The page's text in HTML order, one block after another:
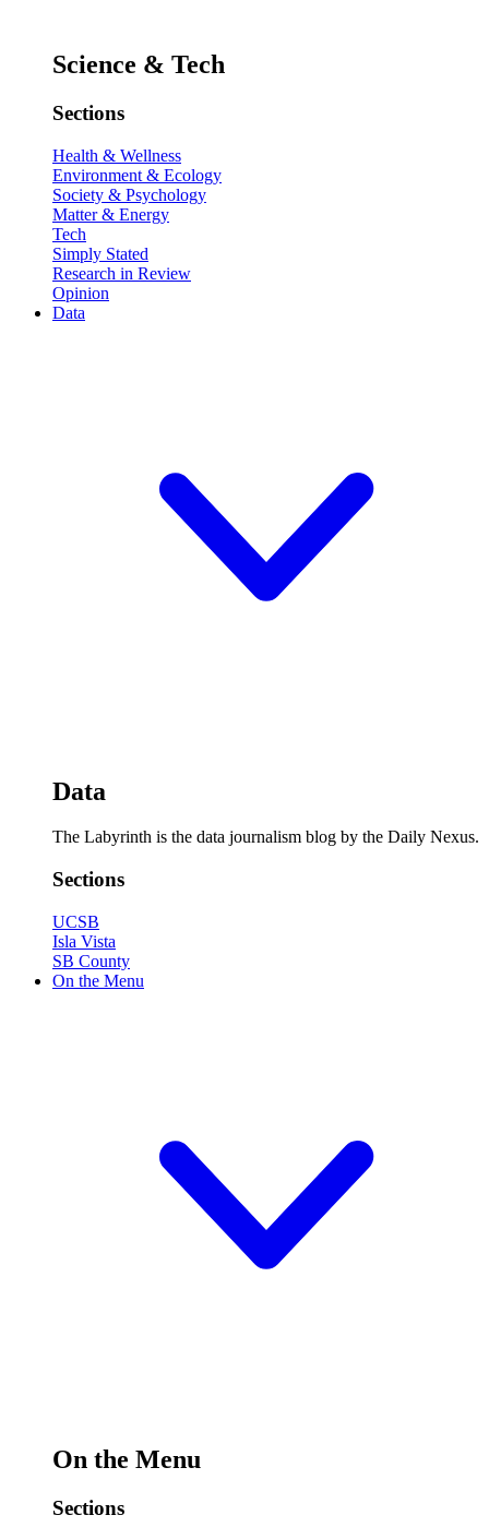
Science & Tech
Sections
Health & Wellness
Environment & Ecology
Society & Psychology
Matter & Energy
Tech
Simply Stated
Research in Review
Opinion
Data
Data
The Labyrinth is the data journalism blog by the Daily Nexus.
Sections
UCSB
Isla Vista
SB County
On the Menu
On the Menu
Sections